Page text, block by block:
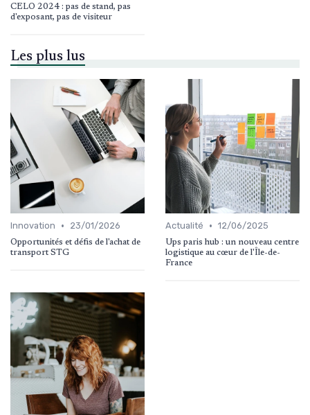
CELO 2024 : pas de stand, pas
d'exposant, pas de visiteur
Les plus lus
Innovation • 23/01/2026
Opportunités et défis de l'achat de
transport STG
Actualité • 12/06/2025
Ups paris hub : un nouveau centre
logistique au cœur de l'Île-de-
France